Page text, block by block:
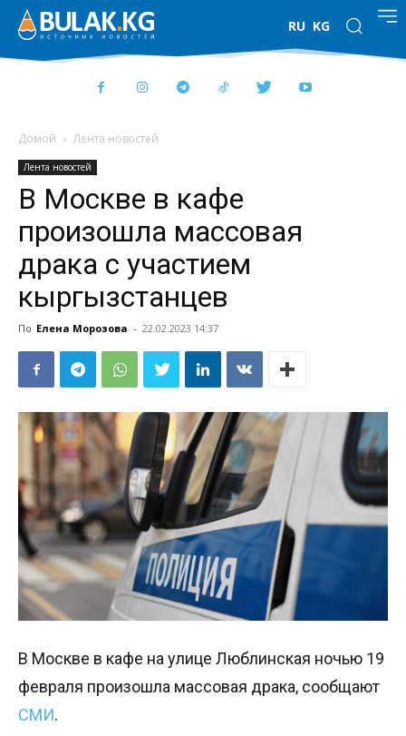
RU KG
Домой Лента новостей
Лента новостей
В Москве в кафе
произошла массовая
драка с участием
кыргызстанцев
По Елена Морозова - 22.02.2023 14:37
В Москве в кафе на улице Люблинская ночью 19
февраля произошла массовая драка, сообщают
СМИ.